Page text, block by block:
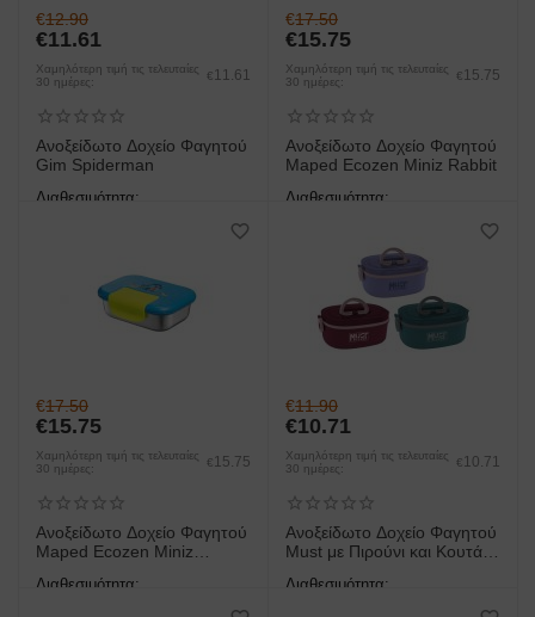
€12.90
€11.61
Χαμηλότερη τιμή τις τελευταίες
30 ημέρες:
€ 11.61
Ανοξείδωτο Δοχείο Φαγητού
Gim Spiderman
Διαθεσιμότητα:
€17.50
€15.75
Χαμηλότερη τιμή τις τελευταίες
30 ημέρες:
€ 15.75
Ανοξείδωτο Δοχείο Φαγητού
Maped Ecozen Miniz Rabbit
Διαθεσιμότητα:
€17.50
€15.75
Χαμηλότερη τιμή τις τελευταίες
30 ημέρες:
€ 15.75
Ανοξείδωτο Δοχείο Φαγητού
Maped Ecozen Miniz
Διαθεσιμότητα:
€11.90
€10.71
Χαμηλότερη τιμή τις τελευταίες
30 ημέρες:
€ 10.71
Ανοξείδωτο Δοχείο Φαγητού
Must με Πιρούνι και Κουτάλι
Διαθεσιμότητα: